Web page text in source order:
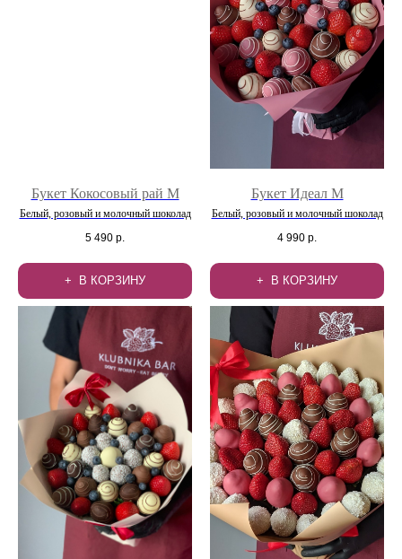
Букет Кокосовый рай М
Белый, розовый и молочный шоколад
5 490 р.
В КОРЗИНУ
Букет Идеал М
Белый, розовый и молочный шоколад
4 990 р.
В КОРЗИНУ